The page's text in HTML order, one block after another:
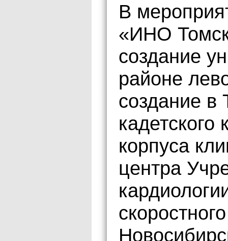
В
«ИНО
создание
районе
создание в
кадетского
корпуса
центра